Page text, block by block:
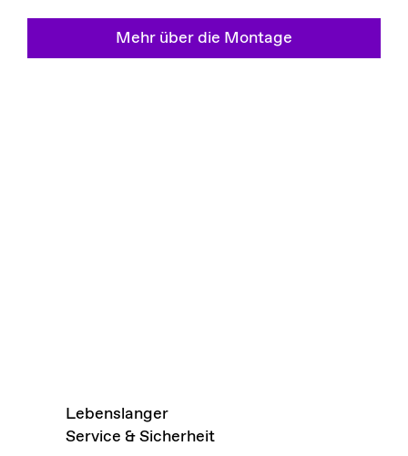
Mehr über die Montage
Lebenslanger
Service & Sicherheit